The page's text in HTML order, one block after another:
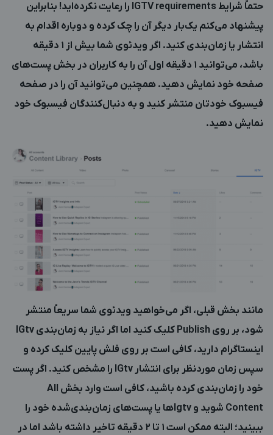
حتماً شرایط IGTV requirements را رعایت نکرده‌اید! بنابراین
پیشنهاد می‌کنم یک‌بار دیگر آن را چک کرده و دوباره اقدام به
انتشار یا زمان‌بندی کنید. اگر ویدئوی شما بیش از 1 دقیقه
باشد، می‌توانید 1 دقیقه اول آن را به کاربران در بخش پست‌های
صفحه خود نمایش دهید. همچنین می‌توانید آن را در صفحه
فیسبوک خودتان منتشر کنید و به دنبال‌کنندگان فیسبوک خود
نمایش دهید.
مانند بخش قبلی، اگر می‌خواهید ویدئوی شما سریعاً منتشر
شود، بر روی Publish کلیک کنید اما اگر نیاز به زمان‌بندی IGtv
اینستاگرام دارید، کافی است بر روی فلش پایین کلیک کرده و
سپس زمان موردنظر برای انتشار IGtv را مشخص کنید. اگر پست
خود را زمان‌بندی کرده باشید، کافی است وارد بخش All
Content شوید و Igtvها یا پست‌های زمان‌بندی‌شده خود را
ببینید؛ البته ممکن است 1 تا 2 دقیقه تاخیر داشته باشد اما در